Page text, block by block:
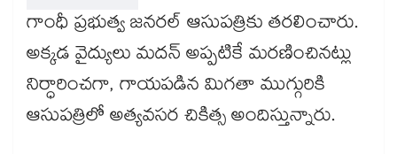
గాంధీ ప్రభుత్వ జనరల్ ఆసుపత్రికు తరలించారు.
అక్కడ వైద్యులు మదన్ అప్పటికే మరణించినట్లు
నిర్ధారించగా, గాయపడిన మిగతా ముగ్గురికి
ఆసుపత్రిలో అత్యవసర చికిత్స అందిస్తున్నారు.